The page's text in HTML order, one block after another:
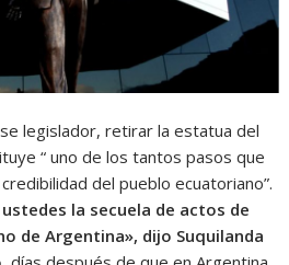
legislador, retirar la estatua del
“ uno de los tantos pasos que
del pueblo ecuatoriano”.
la secuela de actos de
de Argentina», dijo Suquilanda